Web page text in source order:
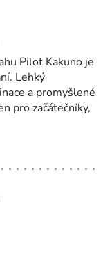
Pilot Kakuno je
Lehký
a promyšlené
pro začátečníky,